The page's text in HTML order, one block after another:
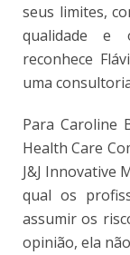
seus limites,
qualidade e
reconhece
uma
Para Caroline
Health Care
J&J Innovative
qual os
assumir os
opinião, ela